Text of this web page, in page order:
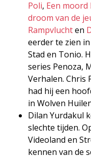
Poli, Een moord
droom van de
Rampvluchten
eerder te zien
Stad en Tonio.
series Penoza,
Verhalen. Chris
had hij een
in Wolven
Dilan Yurdakul
slechte tijden.
Videoland en
kennen van de